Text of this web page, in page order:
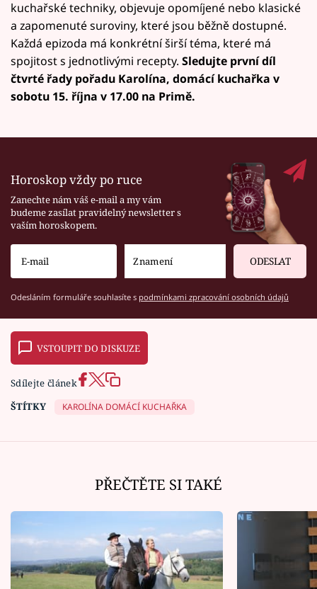
kuchařské techniky, objevuje opomíjené nebo klasické
a zapomenuté suroviny, které jsou běžně dostupné.
Každá epizoda má konkrétní širší téma, které má
spojitost s jednotlivými recepty. Sledujte první díl
čtvrté řady pořadu Karolína, domácí kuchařka v
sobotu 15. října v 17.00 na Primě.
Horoskop vždy po ruce
Zanechte nám váš e-mail a my vám
budeme zasílat pravidelný newsletter s
vaším horoskopem.
ODESLAT
Odesláním formuláře souhlasíte s podmínkami zpracování osobních údajů
VSTOUPIT DO DISKUZE
Sdílejte článek
ŠTÍTKY
KAROLÍNA DOMÁCÍ KUCHAŘKA
PŘEČTĚTE SI TAKÉ